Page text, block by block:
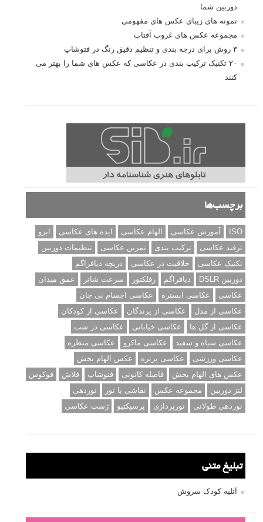
دوربین شما
نمونه های زیبای عکس های مفهومی
مجموعه عکس های غروب آفتاب
۳ روش برای درجه بندی و تنظیم دقیق رنگ در فتوشاپ
۲۰ تکنیک ترکیب بندی در عکاسی که عکس های شما را بهتر می
کنند
برچسب‌ها
ISO آموزش عکاسی الهام عکاسی ایده های عکاسی
ایزو
ترفند عکاسی
ترکیب بندی تمرین عکاسی
تنظیمات دوربین
تکنیک عکاسی
خلاقیت در عکاسی
دریچه دیافراگم
دوربین DSLR
دیافراگم رفلکتور سرعت شاتر
عمق میدان
عکاسی
عکاسی آبستره
عکاسی اجسام بی جان
عکاسی از مدل
عکاسی از پرندگان
عکاسی از کودکان
عکاسی از گل ها
عکاسی خیابانی
عکاسی در شب
عکاسی سیاه و سفید
عکاسی ماکرو
عکاسی منظره
عکاسی ورزشی
عکاسی پرتره
عکس الهام بخش
عکس های الهام بخش
فاصله کانونی فتوشاپ فلاش
فوکوس
لنز دوربین
مجموعه عکس نقاشی با نور
نوردهی
نوردهی طولانی
نورپردازی پرسپکتیو ژست عکاسی
تبلیغ متنی
آتلیه کودک سروش